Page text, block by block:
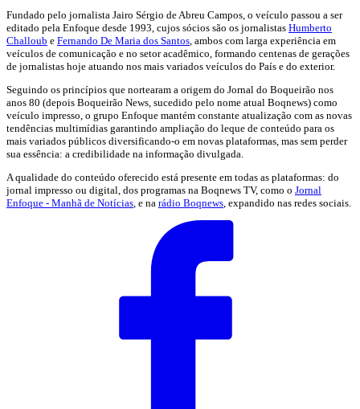
Fundado pelo jornalista Jairo Sérgio de Abreu Campos, o veículo passou a ser
editado pela Enfoque desde 1993, cujos sócios são os jornalistas Humberto
Challoub e Fernando De Maria dos Santos , ambos com larga experiência em
veículos de comunicação e no setor acadêmico, formando centenas de gerações
de jornalistas hoje atuando nos mais variados veículos do País e do exterior.
Seguindo os princípios que nortearam a origem do Jornal do Boqueirão nos
anos 80 (depois Boqueirão News, sucedido pelo nome atual Boqnews) como
veículo impresso, o grupo Enfoque mantém constante atualização com as novas
tendências multimídias garantindo ampliação do leque de conteúdo para os
mais variados públicos diversificando-o em novas plataformas, mas sem perder
sua essência: a credibilidade na informação divulgada.
A qualidade do conteúdo oferecido está presente em todas as plataformas: do
jornal impresso ou digital, dos programas na Boqnews TV, como o Jornal
Enfoque - Manhã de Notícias , e na rádio Boqnews , expandido nas redes sociais.